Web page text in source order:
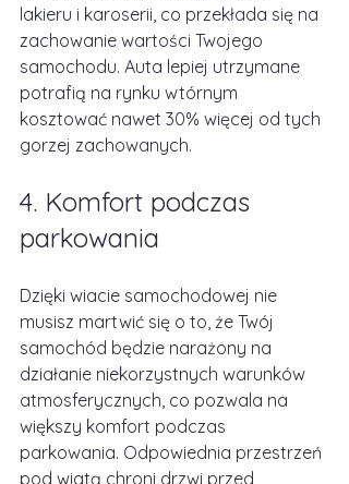
lakieru i karoserii, co przekłada się na
zachowanie wartości Twojego
samochodu. Auta lepiej utrzymane
potrafią na rynku wtórnym
kosztować nawet 30% więcej od tych
gorzej zachowanych.
4. Komfort podczas
parkowania
Dzięki wiacie samochodowej nie
musisz martwić się o to, że Twój
samochód będzie narażony na
działanie niekorzystnych warunków
atmosferycznych, co pozwala na
większy komfort podczas
parkowania. Odpowiednia przestrzeń
pod wiatą chroni drzwi przed